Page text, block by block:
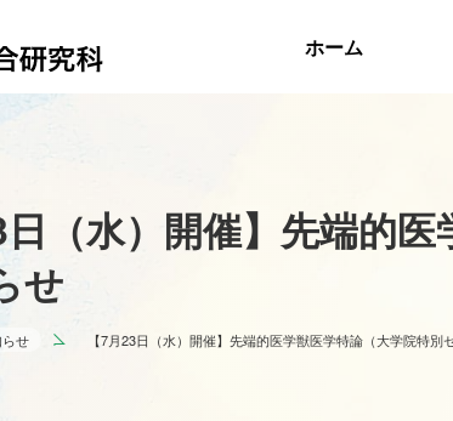
ホーム
日（水）開催】先端的
せ
せ 【7月23日（水）開催】先端的医学獣医学特論（大学院特別